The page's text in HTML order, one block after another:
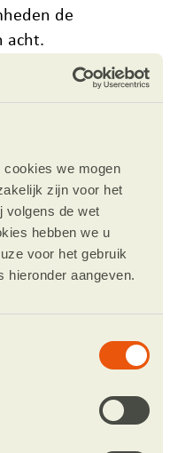
cookies we mogen
zijn voor het
volgens de wet
hebben we u
voor het gebruik
hieronder aangeven.
de
acht.
Partos is de
een
vanwege de
doelmatigheid,
willen
door alle